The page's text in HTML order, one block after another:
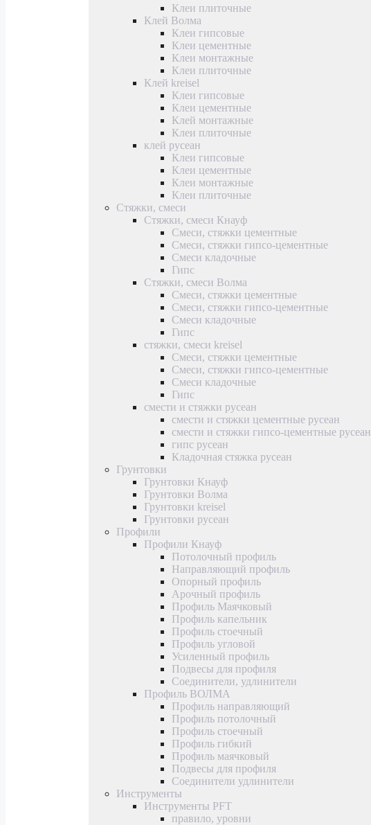
Клеи плиточные
Клей Волма
Клеи гипсовые
Клеи цементные
Клеи монтажные
Клеи плиточные
Клей kreisel
Клеи гипсовые
Клеи цементные
Клей монтажные
Клеи плиточные
клей русеан
Клеи гипсовые
Клеи цементные
Клеи монтажные
Клеи плиточные
Стяжки, смеси
Стяжки, смеси Кнауф
Смеси, стяжки цементные
Смеси, стяжки гипсо-цементные
Смеси кладочные
Гипс
Стяжки, смеси Волма
Смеси, стяжки цементные
Смеси, стяжки гипсо-цементные
Смеси кладочные
Гипс
стяжки, смеси kreisel
Смеси, стяжки цементные
Смеси, стяжки гипсо-цементные
Смеси кладочные
Гипс
смести и стяжки русеан
смести и стяжки цементные русеан
смести и стяжки гипсо-цементные русеан
гипс русеан
Кладочная стяжка русеан
Грунтовки
Грунтовки Кнауф
Грунтовки Волма
Грунтовки kreisel
Грунтовки русеан
Профили
Профили Кнауф
Потолочный профиль
Направляющий профиль
Опорный профиль
Арочный профиль
Профиль Маячковый
Профиль капельник
Профиль стоечный
Профиль угловой
Усиленный профиль
Подвесы для профиля
Соединители, удлинители
Профиль ВОЛМА
Профиль направляющий
Профиль потолочный
Профиль стоечный
Профиль гибкий
Профиль маячковый
Подвесы для профиля
Соединители удлинители
Инструменты
Инструменты PFT
правило, уровни